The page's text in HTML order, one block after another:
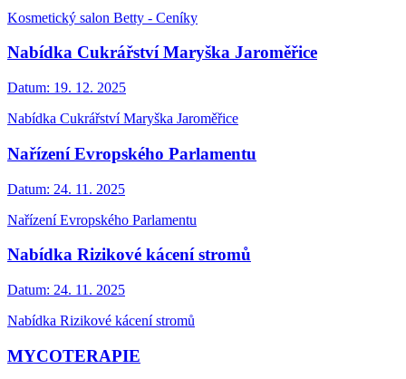
Kosmetický salon Betty - Ceníky
Nabídka Cukrářství Maryška Jaroměřice
Datum: 19. 12. 2025
Nabídka Cukrářství Maryška Jaroměřice
Nařízení Evropského Parlamentu
Datum: 24. 11. 2025
Nařízení Evropského Parlamentu
Nabídka Rizikové kácení stromů
Datum: 24. 11. 2025
Nabídka Rizikové kácení stromů
MYCOTERAPIE